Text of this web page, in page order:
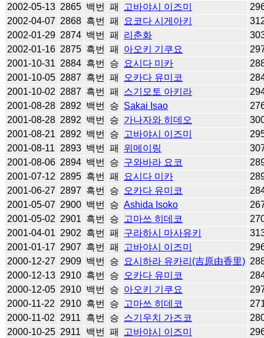
2002-05-13 2865 백번 패 고바야시 이즈미
2002-04-07 2868 흑번 패 요코다 시게아키
2002-01-29 2874 백번 패 리춘화
2002-01-16 2875 흑번 패 아오키 기쿠요
2001-10-31 2884 흑번 승 요시다 미카
2001-10-05 2887 흑번 패 오카다 유미코
2001-10-02 2887 흑번 패 스기모토 아키라
2001-08-28 2892 백번 승 Sakai Isao
2001-08-28 2892 백번 승 가나자와 히데오
2001-08-21 2892 백번 승 고바야시 이즈미
2001-08-11
2893 백번 패 위메이링
2001-08-06 2894 백번 승 구와바라 요코
2001-07-12 2895 흑번 패 요시다 미카
2001-06-27 2897 흑번 승 오카다 유미코
2001-05-07 2900 백번 승 Ashida Isoko
2001-05-02 2901 흑번 승 고마쓰 히데코
2001-04-01 2902 흑번 패 구라하시 마사유키
2001-01-17 2907 흑번 패 고바야시 이즈미
2000-12-27 2909 백번 승 요시하라 유카리(吉原由香里)
2000-12-13 2910 흑번 승 오카다 유미코
2000-12-05 2910 백번 승 아오키 기쿠요
2000-11-22
2910 흑번 승 고마쓰 히데코
2000-11-02
2911 흑번 승 스기우치 가즈코
2000-10-25 2911 백번 패 고바야시 이즈미